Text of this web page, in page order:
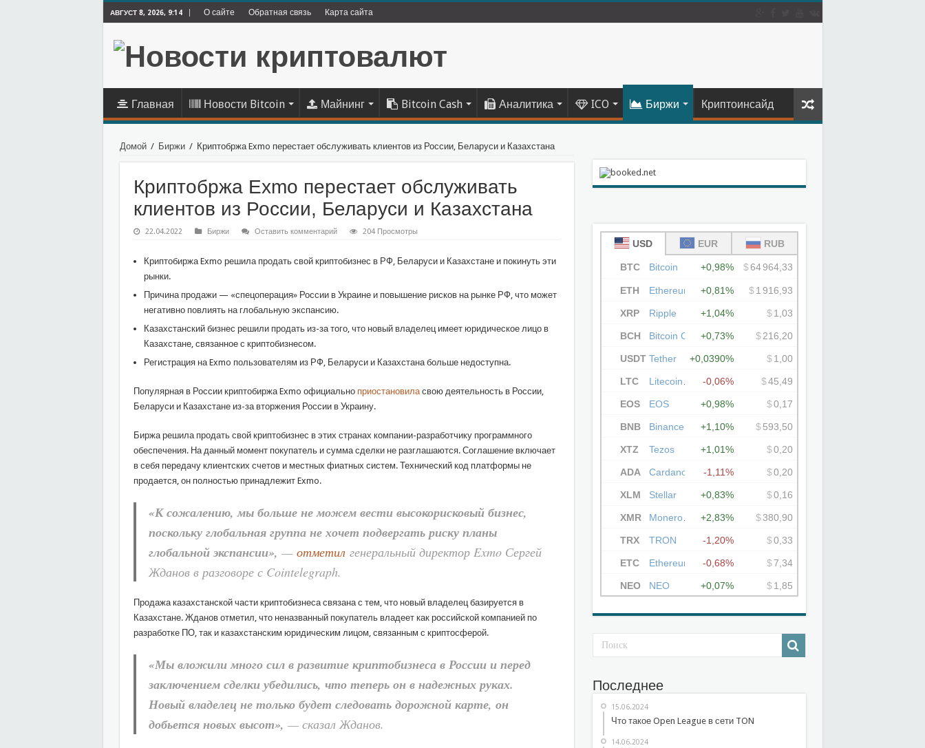
АВГУСТ 8, 2026, 9:14 О сайте Обратная связь Карта сайта
Главная Новости Bitcoin Майнинг Bitcoin Cash Аналитика ICO Биржи Криптоинсайд
Домой / Биржи / Криптобржа Exmo перестает обслуживать клиентов из России, Беларуси и Казахстана
Криптобржа Exmo перестает обслуживать
клиентов из России, Беларуси и Казахстана
22.04.2022 Биржи Оставить комментарий 204 Просмотры
Криптобиржа Exmo решила продать свой криптобизнес в РФ, Беларуси и Казахстане и покинуть эти
рынки.
Причина продажи — «спецоперация» России в Украине и повышение рисков на рынке РФ, что может
негативно повлиять на глобальную экспансию.
Казахстанский бизнес решили продать из-за того, что новый владелец имеет юридическое лицо в
Казахстане, связанное с криптобизнесом.
Регистрация на Exmo пользователям из РФ, Беларуси и Казахстана больше недоступна.
Популярная в России криптобиржа Exmo официально приостановиласвою деятельность в России,
Беларуси и Казахстане из-за вторжения России в Украину.
Биржа решила продать свой криптобизнес в этих странах компании-разработчику программного
обеспечения. На данный момент покупатель и сумма сделки не разглашаются. Соглашение включает
в себя передачу клиентских счетов и местных фиатных систем. Технический код платформы не
продается, он полностью принадлежит Exmo.
«К сожалению, мы больше не можем вести высокорисковый бизнес,
поскольку глобальная группа не хочет подвергать риску планы
глобальной экспансии», — отметилгенеральный директор Exmo Сергей
Жданов в разговоре с Cointelegraph.
Продажа казахстанской части криптобизнеса связана с тем, что новый владелец базируется в
Казахстане. Жданов отметил, что неназванный покупатель владеет как российской компанией по
разработке ПО, так и казахстанским юридическим лицом, связанным с криптосферой.
«Мы вложили много сил в развитие криптобизнеса в России и перед
заключением сделки убедились, что теперь он в надежных руках.
Новый владелец не только будет следовать дорожной карте, он
добьется новых высот», — сказал Жданов.
Последнее
15.06.2024
Что такое Open League в сети TON
14.06.2024